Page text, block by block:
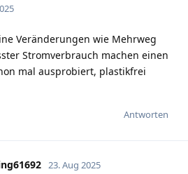
Veränderungen wie Mehrweg
Stromverbrauch machen einen
mal ausprobiert, plastikfrei
Antworten
23. Aug 2025